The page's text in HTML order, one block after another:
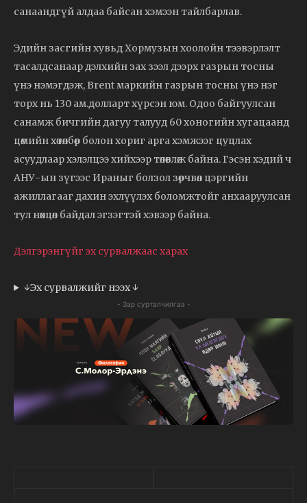
санаандгүй алдаа байсан хэмээн тайлбарлав.
Эдийн засгийн хувьд Хормузын хоолойн тээвэрлэлт
тасалдсанаар дэлхийн зах зээл дээрх газрын тосны
үнэ нэмэгдэж, Brent маркийн газрын тосны үнэ нэг
торх нь 130 ам.долларт хүрсэн юм. Одоо байгуулсан
санамж бичгийн дагуу талууд 60 хоногийн хугацаанд
цөмийн хөтөлбөр болон хориг арга хэмжээг цуцлах
асуудлаар хэлэлцээ хийхээр төлөвлөж байна. Гэсэн хэдий ч
АНУ-ын зүгээс Ираныг болзол зөрчвөл цэргийн
ажиллагааг дахин эхлүүлэх боломжтойг анхааруулсан
тул нөхцөл байдал эгзэгтэй хэвээр байна.
Дэлгэрэнгүйг эх сурвалжаас харах
↓Эх сурвалжийг нээх ↓
- Зар сурталчилгаа -